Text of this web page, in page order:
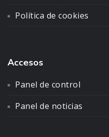
Política de cookies
Accesos
Panel de control
Panel de noticias